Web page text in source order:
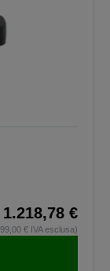
1.218,78 €
€ IVA esclusa)